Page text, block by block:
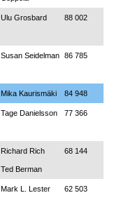
Ulu Grosbard 88 002
Susan Seidelman 86 785
Mika Kaurismäki 84 948
Tage Danielsson 77 366
Richard Rich
Ted Berman
68 144
Mark L. Lester 62 503